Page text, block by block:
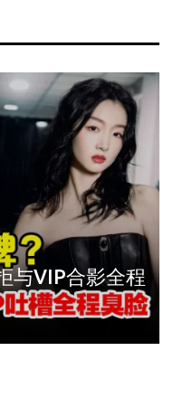
与VIP合影全程